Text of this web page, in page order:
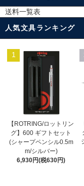
送料一覧表
人気文具ランキング
1
【ROTRING/ロットリン
グ】600 ギフトセット
(シャープペンシル0.5m
m/シルバー)
6,930円(税630円)